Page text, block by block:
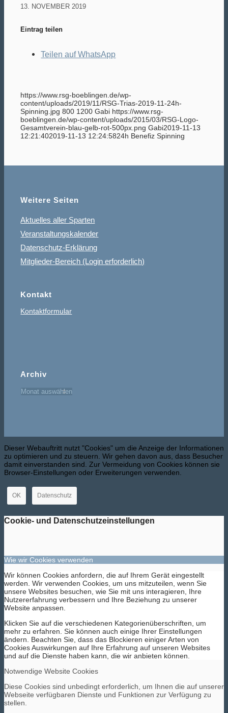
13. NOVEMBER 2019
Eintrag teilen
Teilen auf WhatsApp
https://www.rsg-boeblingen.de/wp-
content/uploads/2019/11/RSG-Trias-2019-11-24h-
Spinning.jpg 800 1200 Gabi https://www.rsg-
boeblingen.de/wp-content/uploads/2015/03/RSG-Logo-
Gesamtverein-blau-gelb-rot-500px.png Gabi2019-11-13
12:21:402019-11-13 12:24:5824h Benefiz Spinning
Weitere Seiten
Aktuelles aller Sparten
Veranstaltungskalender
Datenschutz-Erklärung
Mitglieder-Bereich (Login erforderlich)
Kontakt
Kontaktformular
Archiv
Dieser Webauftritt nutzt "Cookies" um die Anzeige der Informationen
zu optimieren und zu steuern. Wir gehen davon aus, dass Besucher
damit einverstanden sind. Zur Vermeidung von Cookies können sie
Browser-Einstellungen oder Erweiterungen verwenden.
OK Datenschutz
Cookie- und Datenschutzeinstellungen
Wie wir Cookies verwenden
Wir können Cookies anfordern, die auf Ihrem Gerät eingestellt
werden. Wir verwenden Cookies, um uns mitzuteilen, wenn Sie
unsere Websites besuchen, wie Sie mit uns interagieren, Ihre
Nutzererfahrung verbessern und Ihre Beziehung zu unserer
Website anpassen.
Klicken Sie auf die verschiedenen Kategorienüberschriften, um
mehr zu erfahren. Sie können auch einige Ihrer Einstellungen
ändern. Beachten Sie, dass das Blockieren einiger Arten von
Cookies Auswirkungen auf Ihre Erfahrung auf unseren Websites
und auf die Dienste haben kann, die wir anbieten können.
Notwendige Website Cookies
Diese Cookies sind unbedingt erforderlich, um Ihnen die auf unserer
Webseite verfügbaren Dienste und Funktionen zur Verfügung zu
stellen.